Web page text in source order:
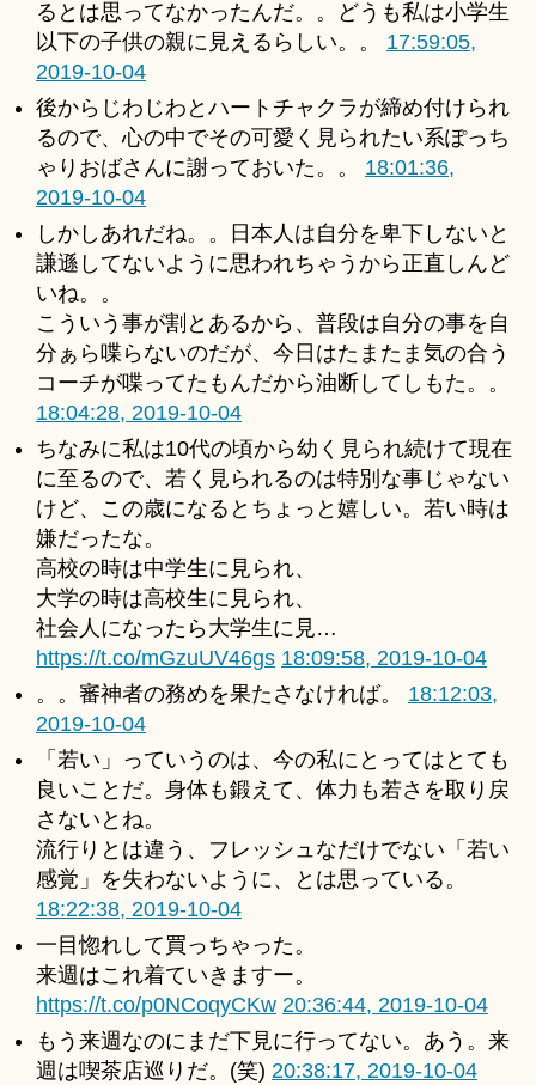
るとは思ってなかったんだ。。どうも私は小学生
以下の子供の親に見えるらしい。。 17:59:05,
2019-10-04
後からじわじわとハートチャクラが締め付けられ
るので、心の中でその可愛く見られたい系ぽっち
ゃりおばさんに謝っておいた。。 18:01:36,
2019-10-04
しかしあれだね。。日本人は自分を卑下しないと
謙遜してないように思われちゃうから正直しんど
いね。。
こういう事が割とあるから、普段は自分の事を自
分ぁら喋らないのだが、今日はたまたま気の合う
コーチが喋ってたもんだから油断してしもた。。
18:04:28, 2019-10-04
ちなみに私は10代の頃から幼く見られ続けて現在
に至るので、若く見られるのは特別な事じゃない
けど、この歳になるとちょっと嬉しい。若い時は
嫌だったな。
高校の時は中学生に見られ、
大学の時は高校生に見られ、
社会人になったら大学生に見…
https://t.co/mGzuUV46gs 18:09:58, 2019-10-04
。。審神者の務めを果たさなければ。 18:12:03,
2019-10-04
「若い」っていうのは、今の私にとってはとても
良いことだ。身体も鍛えて、体力も若さを取り戻
さないとね。
流行りとは違う、フレッシュなだけでない「若い
感覚」を失わないように、とは思っている。
18:22:38, 2019-10-04
一目惚れして買っちゃった。
来週はこれ着ていきますー。
https://t.co/p0NCoqyCKw 20:36:44, 2019-10-04
もう来週なのにまだ下見に行ってない。あう。来
週は喫茶店巡りだ。(笑) 20:38:17, 2019-10-04